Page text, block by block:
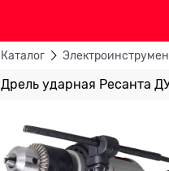
Каталог
Дрель ударная Ресанта